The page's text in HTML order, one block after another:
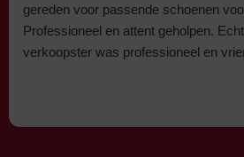
gereden voor passende schoenen
Professioneel en attent geholpen.
verkoopster was professioneel en